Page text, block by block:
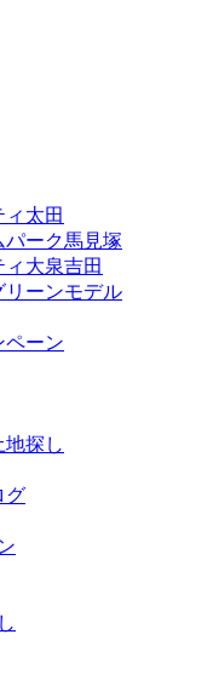
太田
ーク馬見塚
大泉吉田
リーンモデル
ペーン
地探し
グ